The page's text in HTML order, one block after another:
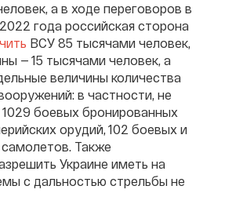
а в ходе переговоров в
года российская сторона
ВСУ 85 тысячами человек,
— 15 тысячами человек, а
величины количества
в частности, не
боевых бронированных
орудий, 102 боевых и
Также
Украине иметь на
с дальностью стрельбы не